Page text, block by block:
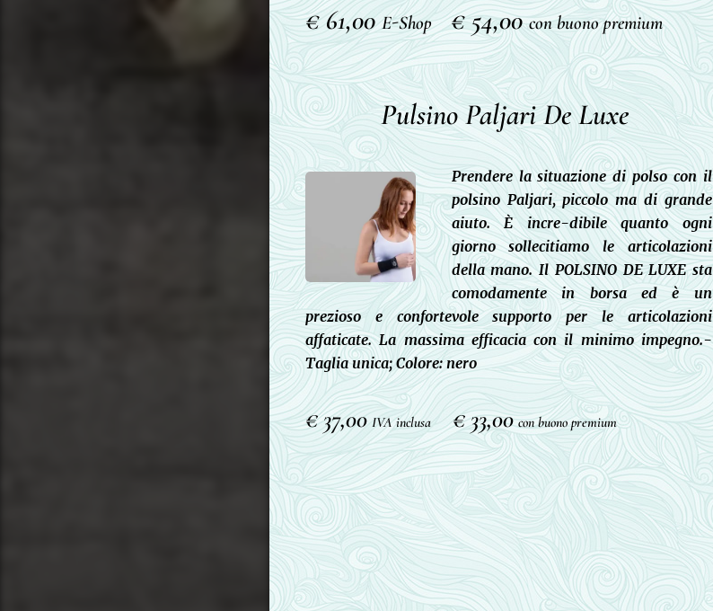
€ 61,00E-Shop € 54,00con buono premium
Pulsino Paljari De Luxe
Prendere la situazione di polso con il
polsino Paljari, piccolo ma di grande
aiuto. È incre-dibile quanto ogni
giorno sollecitiamo le articolazioni
della mano. Il POLSINO DE LUXE sta
comodamente in borsa ed è un
prezioso e confortevole supporto per le articolazioni
affaticate. La massima efficacia con il minimo impegno.-
Taglia unica; Colore: nero
€ 37,00 IVA inclusa€ 33,00 con buono premium